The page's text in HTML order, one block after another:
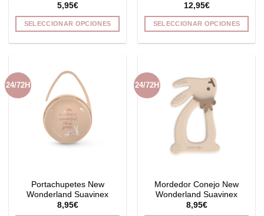
5,95€
SELECCIONAR OPCIONES
múltiples
variantes.
Las
opciones
se
pueden
elegir
página
de
producto
12,95€
SELECCIONAR OPCIONES
variantes.
Las
opciones
pueden
elegir
página
de
producto
24/72H
Portachupetes New
Wonderland Suavinex
8,95€
24/72H
Mordedor Conejo New
Wonderland Suavinex
8,95€